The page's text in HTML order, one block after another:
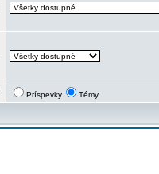
Príspevky Témy